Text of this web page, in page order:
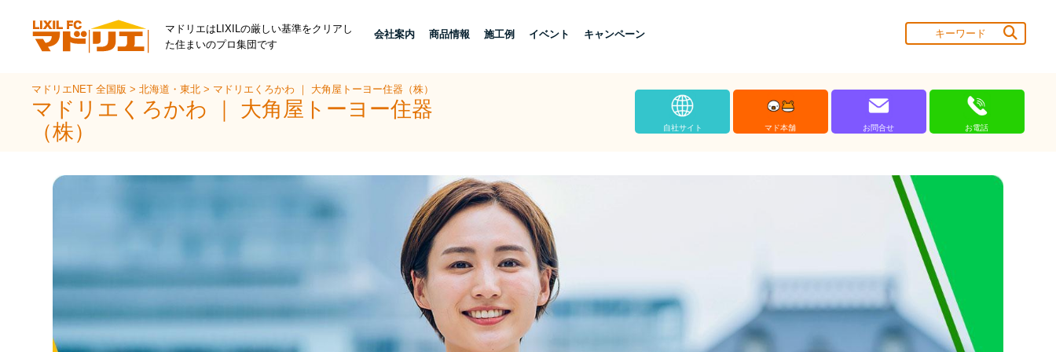
マドリエはLIXILの厳しい基準をクリアし
た住まいのプロ集団です
会社案内 商品情報 施工例 イベント キャンペーン
マドリエNET 全国版>北海道・東北> マドリエくろかわ ｜ 大角屋トーヨー住器（株）
マドリエくろかわ ｜ 大角屋トーヨー住器
（株）
自社サイト マド本舗 お問合せ お電話